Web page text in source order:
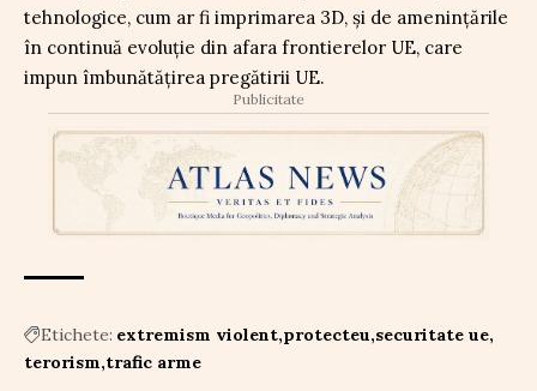
tehnologice, cum ar fi imprimarea 3D, și de amenințările
în continuă evoluție din afara frontierelor UE, care
impun îmbunătățirea pregătirii UE.
Publicitate
Etichete: extremism violent protecteu securitate ue
terorism trafic arme